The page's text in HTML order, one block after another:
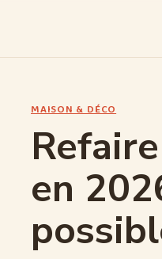
MAISON & DÉCO
en